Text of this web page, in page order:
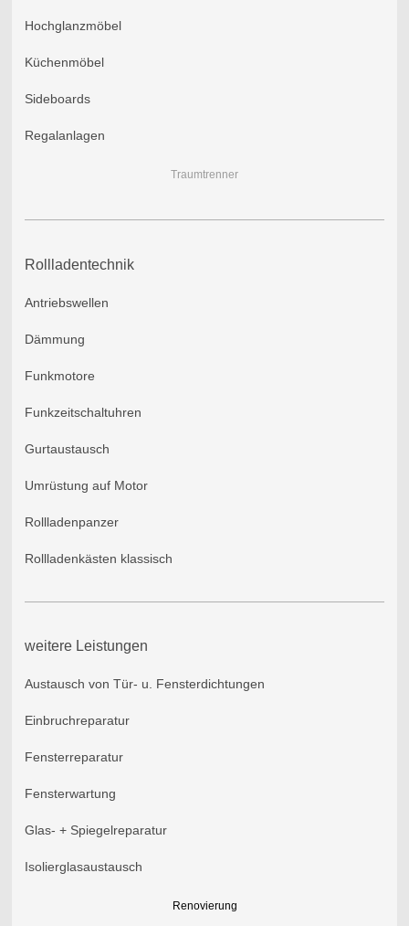
Hochglanzmöbel
Küchenmöbel
Sideboards
Regalanlagen
Traumtrenner
Rollladentechnik
Antriebswellen
Dämmung
Funkmotore
Funkzeitschaltuhren
Gurtaustausch
Umrüstung auf Motor
Rollladenpanzer
Rollladenkästen klassisch
weitere Leistungen
Austausch von Tür- u. Fensterdichtungen
Einbruchreparatur
Fensterreparatur
Fensterwartung
Glas- + Spiegelreparatur
Isolierglasaustausch
Renovierung